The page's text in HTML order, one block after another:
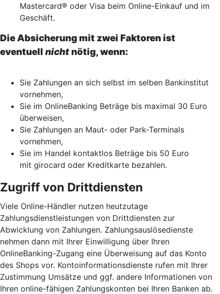
Mastercard® oder Visa beim Online-Einkauf und im
Geschäft.
Die Absicherung mit zwei Faktoren ist
eventuell nicht nötig, wenn:
Sie Zahlungen an sich selbst im selben Bankinstitut
vornehmen,
Sie im OnlineBanking Beträge bis maximal 30 Euro
überweisen,
Sie Zahlungen an Maut- oder Park-Terminals
vornehmen,
Sie im Handel kontaktlos Beträge bis 50 Euro
mit girocard oder Kreditkarte bezahlen.
Zugriff von Drittdiensten
Viele Online-Händler nutzen heutzutage
Zahlungsdienstleistungen von Drittdiensten zur
Abwicklung von Zahlungen. Zahlungsauslösedienste
nehmen dann mit Ihrer Einwilligung über Ihren
OnlineBanking-Zugang eine Überweisung auf das Konto
des Shops vor. Kontoinformationsdienste rufen mit Ihrer
Zustimmung Umsätze und ggf. andere Informationen von
Ihren online-fähigen Zahlungskonten bei Ihren Banken ab.